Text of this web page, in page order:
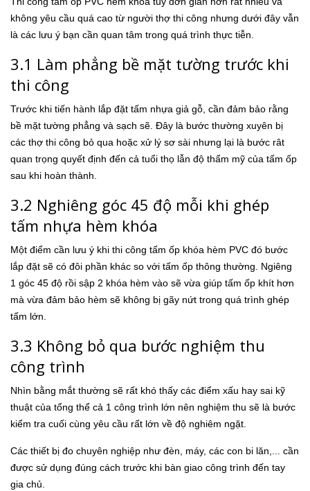
không yêu cầu quá cao từ người thợ thi công nhưng dưới đây vẫn
là các lưu ý bạn cần quan tâm trong quá trình thực tiễn.
3.1 Làm phẳng bề mặt tường trước khi
thi công
Trước khi tiến hành lắp đặt tấm nhựa giả gỗ, cần đảm bảo rằng
bề mặt tường phẳng và sạch sẽ. Đây là bước thường xuyên bị
các thợ thi công bỏ qua hoặc xử lý sơ sài nhưng lại là bước rât
quan trọng quyết định đến cả tuổi thọ lẫn độ thẩm mỹ của tấm ốp
sau khi hoàn thành.
3.2 Nghiêng góc 45 độ mỗi khi ghép
tấm nhựa hèm khóa
Một điểm cần lưu ý khi thi công tấm ốp khóa hèm PVC đó bước
lắp đặt sẽ có đôi phần khác so với tấm ốp thông thường. Ngiêng
1 góc 45 độ rồi sập 2 khóa hèm vào sẽ vừa giúp tấm ốp khít hơn
mà vừa đảm bảo hèm sẽ không bị gãy nứt trong quá trình ghép
tấm lớn.
3.3 Không bỏ qua bước nghiệm thu
công trình
Nhìn bằng mắt thường sẽ rất khó thấy các điểm xấu hay sai kỹ
thuật của tổng thể cả 1 công trình lớn nên nghiệm thu sẽ là bước
kiểm tra cuối cùng yêu cầu rất lớn về độ nghiêm ngặt.
Các thiết bị đo chuyên nghiệp như đèn, máy, các con bi lăn,... cần
được sử dụng đúng cách trước khi bàn giao công trình đến tay
gia chủ.